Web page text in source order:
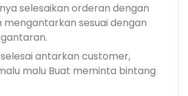
selesaikan orderan dengan
mengantarkan sesuai dengan
antarkan customer,
malu Buat meminta bintang